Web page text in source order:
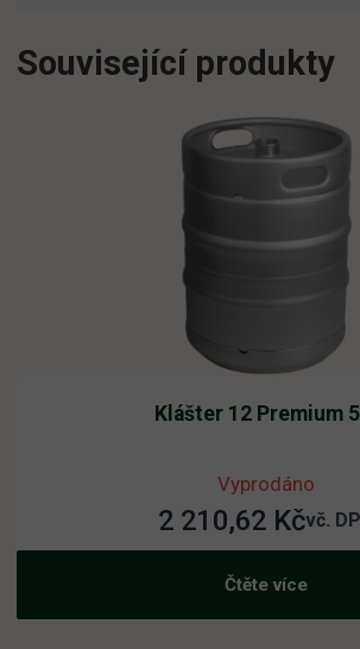
Související produkty
Klášter 12 Premium
Vyprodáno
2 210,62 Kčvč.
Čtěte více